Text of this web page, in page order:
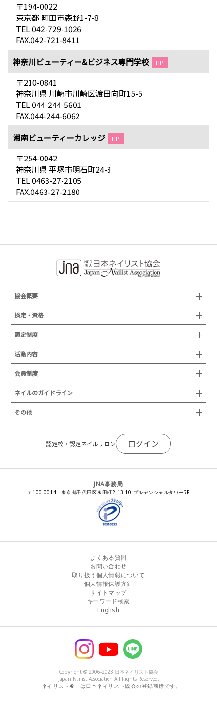
〒194-0022
東京都 町田市森野1-7-8
TEL.042-729-1026
FAX.042-721-8411
神奈川ビューティー&ビジネス専門学校
HP
〒210-0841
神奈川県 川崎市川崎区渡田向町15-5
TEL.044-244-5601
FAX.044-244-6062
湘南ビューティーカレッジ
HP
〒254-0042
神奈川県 平塚市明石町24-3
TEL.0463-27-2105
FAX.0463-27-2180
協会概要
組織概要
所在地
プレスリリース
叙勲・褒章・受賞・表彰
通常総会について
検定・資格
検定試験
JNAフットケア理論検定試験
ネイリスト技能検定試験（JNEC主催）
JNAネイリスト技能検定国際試験
JNAネイリストキャリアパス講習会
JNAオフィシャル教材
認定制度
認定制度
認定校
活動内容
ネイルエキスポ
ネイルオブザイヤー
全日本ネイリスト選手権・地区大会
11月ネイル月間
セミナー
セミナー
JNAスーパーライブ
ネイルサロン衛生管理士講習会
JNAネイルサロン等化学物質管理講習会
ネイルサロン向けセミナー
ネイルトレンド
ネイルトレンド
トレンドプロジェクトメンバー
会員制度
会員制度
法人会員
ネイルのガイドライン
新型コロナ感染症関連
コンプライアンス／法令遵守
瞬間接着剤の使用について
EUにおけるTPO成分を含む化粧品の市場提供禁止について
景品表示法に基づく措置命令について
その他
サポートネイルサロン制度
教材・書籍・刊行物
認定校・認定ネイルサロン ログイン
JNA事務局
〒100-0014 東京都千代田区永田町2-13-10 プルデンシャルタワー7F
よくある質問
お問い合わせ
取り扱う個人情報について
個人情報保護方針
サイトマップ
キーワード検索
English
Copyright © 2006-2023 日本ネイリスト協会
Japan Nailist Association All Rights Reserved.
「ネイリスト®」は日本ネイリスト協会の登録商標です。